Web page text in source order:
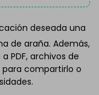
deseada una
de araña. Además,
PDF, archivos de
compartirlo o